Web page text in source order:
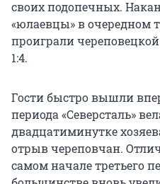
своих подопечных.
«юлаевцы» в очередном
проиграли череповецкой
1:4.
Гости быстро вышли
периода «Северсталь»
двадцатиминутке
отрыв череповчан.
самом начале третьего